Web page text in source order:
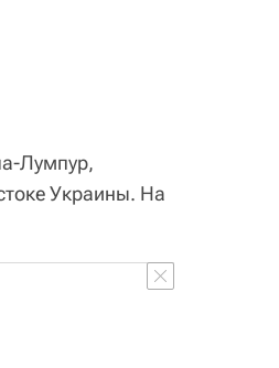
Лумпур,
Украины. На